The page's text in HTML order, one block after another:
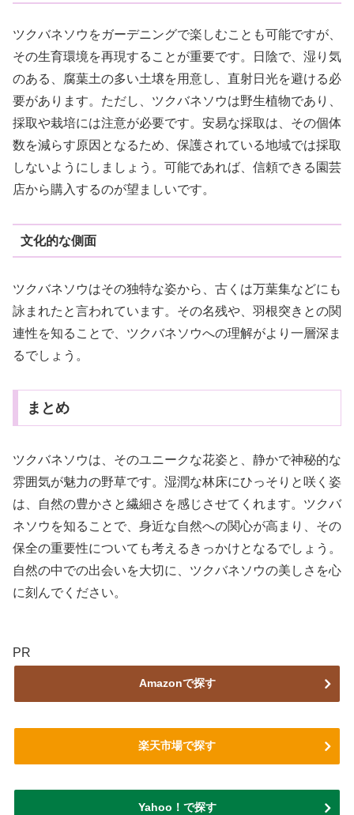
ツクバネソウをガーデニングで楽しむことも可能ですが、
その生育環境を再現することが重要です。日陰で、湿り気
のある、腐葉土の多い土壌を用意し、直射日光を避ける必
要があります。ただし、ツクバネソウは野生植物であり、
採取や栽培には注意が必要です。安易な採取は、その個体
数を減らす原因となるため、保護されている地域では採取
しないようにしましょう。可能であれば、信頼できる園芸
店から購入するのが望ましいです。
文化的な側面
ツクバネソウはその独特な姿から、古くは万葉集などにも
詠まれたと言われています。その名残や、羽根突きとの関
連性を知ることで、ツクバネソウへの理解がより一層深ま
るでしょう。
まとめ
ツクバネソウは、そのユニークな花姿と、静かで神秘的な
雰囲気が魅力の野草です。湿潤な林床にひっそりと咲く姿
は、自然の豊かさと繊細さを感じさせてくれます。ツクバ
ネソウを知ることで、身近な自然への関心が高まり、その
保全の重要性についても考えるきっかけとなるでしょう。
自然の中での出会いを大切に、ツクバネソウの美しさを心
に刻んでください。
PR
Amazonで探す
楽天市場で探す
Yahoo！で探す